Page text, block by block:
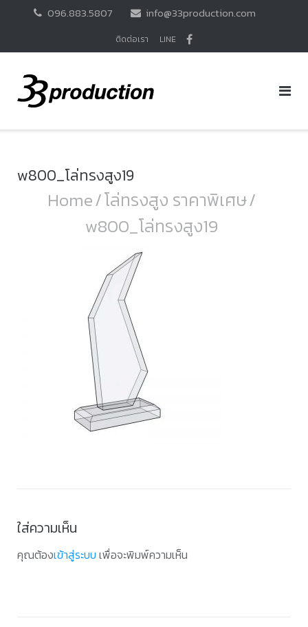
096.883.5807 info@33production.com
ติดต่อเรา LINE
w800_โล่ทรงสูง19
Home/โล่ทรงสูง ราคาพิเศษ/
w800_โล่ทรงสูง19
ใส่ความเห็น
คุณต้องเข้าสู่ระบบ เพื่อจะพิมพ์ความเห็น